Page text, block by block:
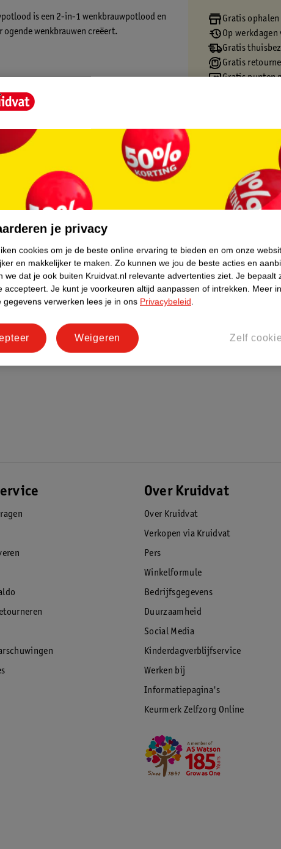
is een 2-in-1 wenkbrauwpotlood en
ogende wenkbrauwen creëert.
Gratis
Op
Gratis
Gratis
Gratis punten
Over Kruidvat
Over Kruidvat
Verkopen via Kruidvat
Pers
Winkelformule
Bedrijfsgegevens
Duurzaamheid
Social Media
Kinderdagverblijfservice
Werken bij
Informatiepagina's
Keurmerk Zelfzorg Online
je privacy
cookies om je de beste online ervaring te bieden en om onze
en makkelijker te maken. Zo kunnen we jou de beste acties en
we dat je ook buiten Kruidvat.nl relevante advertenties ziet. Je bepaalt
accepteert. Je kunt je voorkeuren altijd aanpassen of intrekken. Meer
gegevens verwerken lees je in ons Privacybeleid.
Zelf
Weigeren